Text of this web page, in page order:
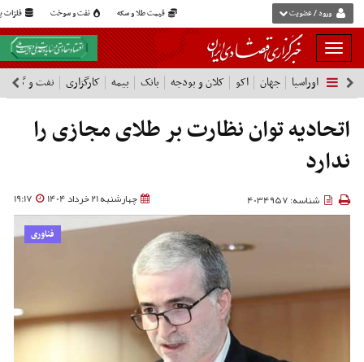
قیمت طلا و سکه نفت و سوخت فلزات ورود / عضویت
بار
و
بسته
نمودن
فهرست
اوراسیا جهان اکو کلان و بودجه بانک بیمه کارگزاری نفت و گاز
اتحادیه توان نظارت بر طلای مجازی را
ندارد
چهارشنبه 21 خرداد 1404 19:17 شناسه: 4034957
فناوری